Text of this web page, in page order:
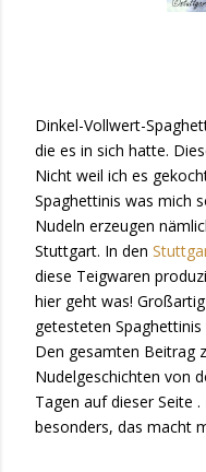
Dinkel-Vollwert-
die es in sich hatte.
Nicht weil ich es
Spaghettinis was mich
Nudeln erzeugen
Stuttgart. In den
diese Teigwaren
hier geht was!
getesteten
Den gesamten Beitrag
Nudelgeschichten von
Tagen auf dieser Seite .
besonders, das macht